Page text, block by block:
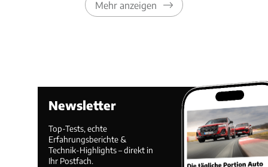
Mehr anzeigen
Newsletter
Top-Tests, echte
Erfahrungsberichte &
Technik-Highlights – direkt in
Ihr Postfach.